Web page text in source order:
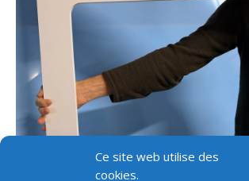
Ce site web utilise des
cookies.